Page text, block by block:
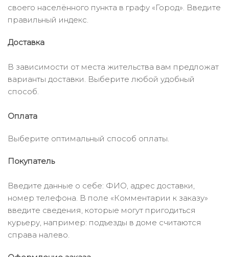
своего населённого пункта в графу «Город». Введите
правильный индекс.
Доставка
В зависимости от места жительства вам предложат
варианты доставки. Выберите любой удобный
способ.
Оплата
Выберите оптимальный способ оплаты.
Покупатель
Введите данные о себе: ФИО, адрес доставки,
номер телефона. В поле «Комментарии к заказу»
введите сведения, которые могут пригодиться
курьеру, например: подъезды в доме считаются
справа налево.